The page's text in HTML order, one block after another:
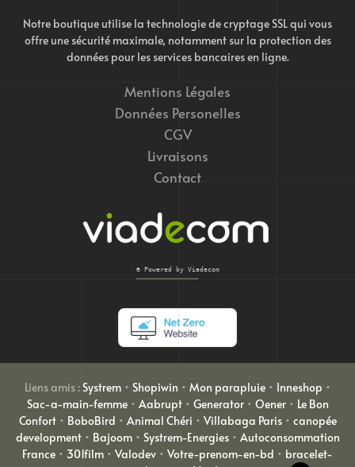
Notre boutique utilise la technologie de cryptage SSL qui vous
offre une sécurité maximale, notamment sur la protection des
données pour les services bancaires en ligne.
Mentions Légales
Données Personelles
CGV
Livraisons
Contact
© Powered by Viadecom
Liens amis :Systrem• Shopiwin • Mon parapluie• Inneshop •
Sac-a-main-femme• Aabrupt• Generator• Oener• Le Bon
Confort• BoboBird • Animal Chéri • Villabaga Paris• canopée
development• Bajoom• Systrem-Energies• Autoconsommation
France • 301film • Valodev • Votre-prenom-en-bd • bracelet-